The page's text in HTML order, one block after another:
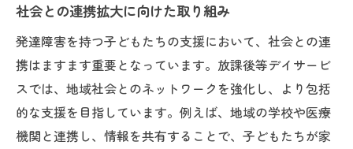
社会との連携拡大に向けた取り組み
発達障害を持つ子どもたちの支援において、社会との連
携はますます重要となっています。放課後等デイサービ
スでは、地域社会とのネットワークを強化し、より包括
的な支援を目指しています。例えば、地域の学校や医療
機関と連携し、情報を共有することで、子どもたちが家